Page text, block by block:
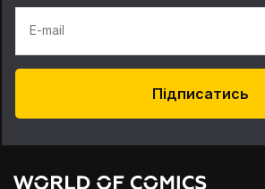
E-mail
Підписатись